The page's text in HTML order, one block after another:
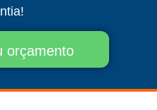
orçamento